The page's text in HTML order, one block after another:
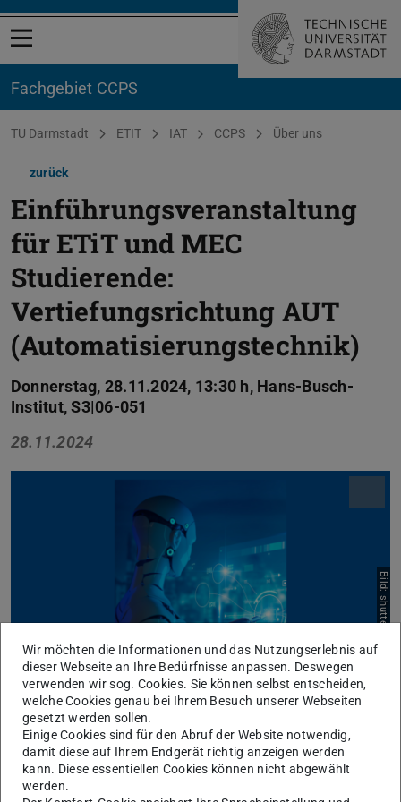
Menü öffnen
Fachgebiet CCPS
Sie befinden sich hier:
TU Darmstadt ETIT IAT CCPS Über uns
zurück
Einführungsveranstaltung
für ETiT und MEC
Studierende:
Vertiefungsrichtung AUT
(Automatisierungstechnik)
Donnerstag, 28.11.2024, 13:30 h, Hans-Busch-
Institut, S3|06-051
28.11.2024
Bild: shutterstock
Das Institut für Automatisierungstechnik und Mechatronik
(IAT), bestehend aus dem Fachgebiet CCPS, Prof. Rolf
Findeisen, und dem Fachgebiet ris, Prof. Jürgen Adamy,
lädt alle interessierten ETiT-Studierenden im 3.
Bachelorsemester und alle MEC Studierenden im 5.
Wir möchten die Informationen und das Nutzungserlebnis auf
dieser Webseite an Ihre Bedürfnisse anpassen. Deswegen
verwenden wir sog. Cookies. Sie können selbst entscheiden,
welche Cookies genau bei Ihrem Besuch unserer Webseiten
gesetzt werden sollen.
Einige Cookies sind für den Abruf der Website notwendig,
damit diese auf Ihrem Endgerät richtig anzeigen werden
kann. Diese essentiellen Cookies können nicht abgewählt
werden.